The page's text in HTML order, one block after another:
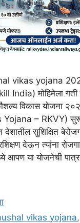
vikas yojana
India) मोहिमेला गती
विकास योजना
Yojana – RKVY)
सुशिक्षित
देऊन त्यांना
आपण या योजनेची
vikas yojana,